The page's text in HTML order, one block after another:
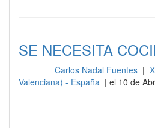
SE NECESITA
Carlos Nadal Fuentes |
Valenciana) - España | el 10 de